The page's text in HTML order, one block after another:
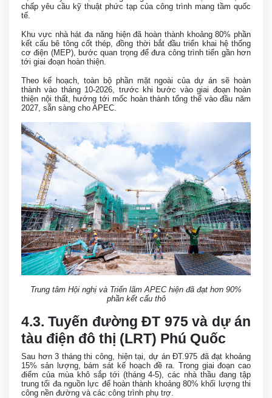
chấp yêu cầu kỹ thuật phức tạp của công trình mang tầm quốc
tế.
Khu vực nhà hát đa năng hiện đã hoàn thành khoảng 80% phần
kết cấu bê tông cốt thép, đồng thời bắt đầu triển khai hệ thống
cơ điện (MEP), bước quan trọng để đưa công trình tiến gần hơn
tới giai đoạn hoàn thiện.
Theo kế hoạch, toàn bộ phần mặt ngoài của dự án sẽ hoàn
thành vào tháng 10-2026, trước khi bước vào giai đoạn hoàn
thiện nội thất, hướng tới mốc hoàn thành tổng thể vào đầu năm
2027, sẵn sàng cho APEC.
Trung tâm Hội nghị và Triển lãm APEC hiện đã đạt hơn 90%
phần kết cấu thô
4.3. Tuyến đường ĐT 975 và dự án
tàu điện đô thị (LRT) Phú Quốc
Sau hơn 3 tháng thi công, hiện tại, dự án ĐT.975 đã đạt khoảng
15% sản lượng, bám sát kế hoạch đề ra. Trong giai đoạn cao
điểm của mùa khô sắp tới (tháng 4-5), các nhà thầu đang tập
trung tối đa nguồn lực để hoàn thành khoảng 80% khối lượng thi
công nền đường và các công trình phụ trợ.